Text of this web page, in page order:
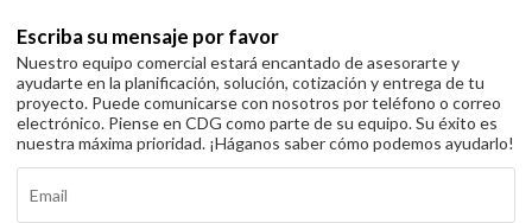
Escriba su mensaje por favor
Nuestro equipo comercial estará encantado de asesorarte y
ayudarte en la planificación, solución, cotización y entrega de tu
proyecto. Puede comunicarse con nosotros por teléfono o correo
electrónico. Piense en CDG como parte de su equipo. Su éxito es
nuestra máxima prioridad. ¡Háganos saber cómo podemos ayudarlo!